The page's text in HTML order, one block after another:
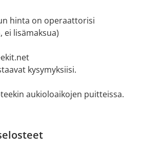
hinta on operaattorisi
ei lisämaksua)
kysymyksiisi.
aukioloaikojen puitteissa.